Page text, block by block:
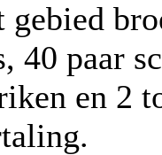
40 paar
en 2